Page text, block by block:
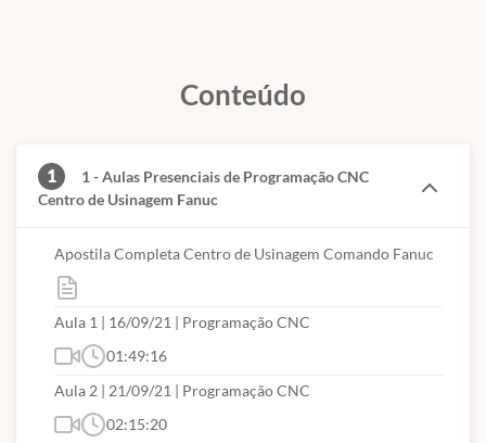
3-Preparação e Operação (Prática em Centro de Usinagem )
Montar e Fixar Ferramentas;
Preparar Fixação da Peça;
Realizar Testes de Programa;
Realizar Usinagem
Conteúdo
1
1 - Aulas Presenciais de Programação CNC
Centro de Usinagem Fanuc
Apostila Completa Centro de Usinagem Comando Fanuc
Aula 1 | 16/09/21 | Programação CNC
01:49:16
Aula 2 | 21/09/21 | Programação CNC
02:15:20